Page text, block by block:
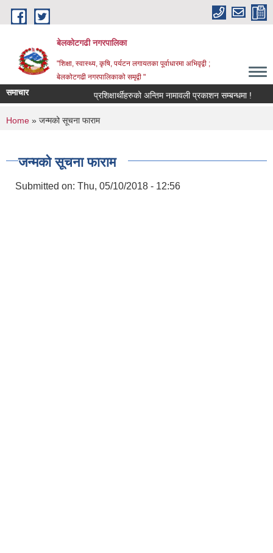
Skip to main content
बेलकोटगढी नगरपालिका
"शिक्षा, स्वास्थ्य, कृषि, पर्यटन लगायतका पूर्वाधारमा अभिवृद्वी ;
बेलकोटगढी नगरपालिकाको समृद्वी "
समाचार प्रशिक्षार्थीहरुको अन्तिम नामावली प्रकाशन सम्बन्धमा !
You are here
Home » जन्मको सूचना फाराम
जन्मको सूचना फाराम
Submitted on: Thu, 05/10/2018 - 12:56